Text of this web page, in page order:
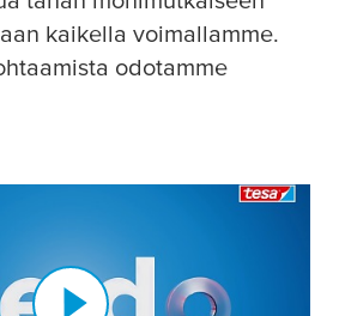
kaikella voimallamme.
odotamme